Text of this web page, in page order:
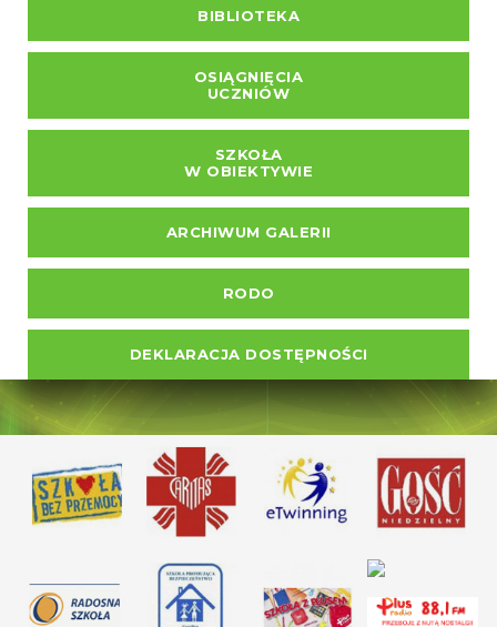
BIBLIOTEKA
OSIĄGNIĘCIA
UCZNIÓW
SZKOŁA
W OBIEKTYWIE
ARCHIWUM GALERII
RODO
DEKLARACJA DOSTĘPNOŚCI